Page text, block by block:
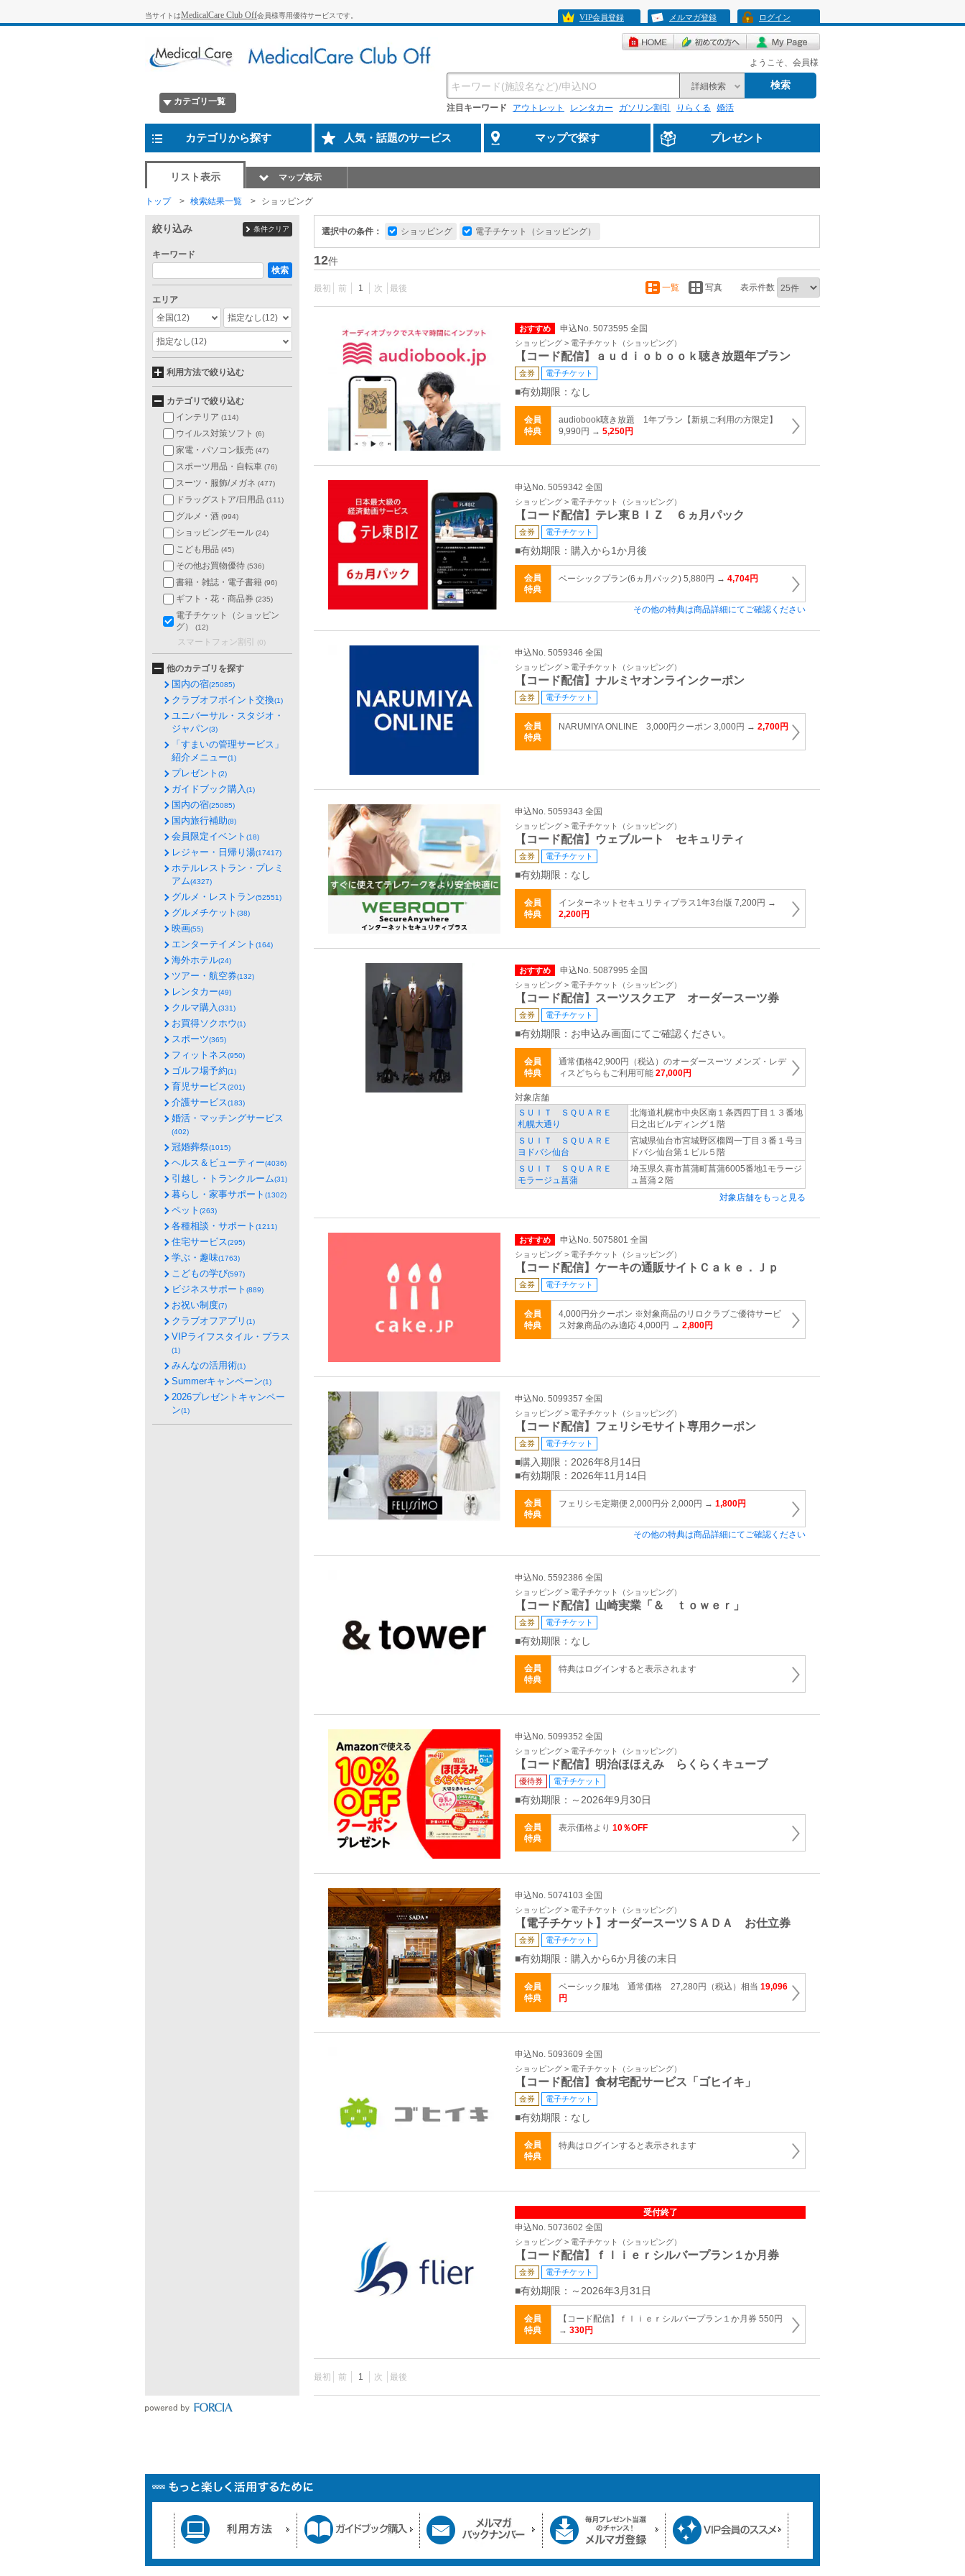
当サイトはMedicalCare Club Off会員様専用優待サービスです。 VIP会員登録 メルマガ登録 ログイン
ようこそ、会員様
カテゴリ一覧
詳細検索 検索
注目キーワード アウトレット レンタカー ガソリン割引 りらくる 婚活
カテゴリから探す 人気・話題のサービス マップで探す プレゼント
リスト表示 マップ表示
トップ 検索結果一覧 ショッピング
選択中の条件： ショッピング 電子チケット（ショッピング）
12件
最初 前 1 次 最後 一覧 写真 表示件数
おすすめ 申込No. 5073595 全国
ショッピング > 電子チケット（ショッピング）
【コード配信】ａｕｄｉｏｂｏｏｋ聴き放題年プラン
金券 電子チケット
■有効期限：なし
会員
特典
audiobook聴き放題 1年プラン【新規ご利用の方限定】
9,990円 → 5,250円
申込No. 5059342 全国
ショッピング > 電子チケット（ショッピング）
【コード配信】テレ東ＢＩＺ ６ヵ月パック
金券 電子チケット
■有効期限：購入から1か月後
会員
特典
ベーシックプラン(6ヵ月パック) 5,880円 → 4,704円
その他の特典は商品詳細にてご確認ください
申込No. 5059346 全国
ショッピング > 電子チケット（ショッピング）
【コード配信】ナルミヤオンラインクーポン
金券 電子チケット
会員
特典
NARUMIYA ONLINE 3,000円クーポン 3,000円 → 2,700円
申込No. 5059343 全国
ショッピング > 電子チケット（ショッピング）
【コード配信】ウェブルート セキュリティ
金券 電子チケット
■有効期限：なし
会員
特典
インターネットセキュリティプラス1年3台版 7,200円 →
2,200円
おすすめ 申込No. 5087995 全国
ショッピング > 電子チケット（ショッピング）
【コード配信】スーツスクエア オーダースーツ券
金券 電子チケット
■有効期限：お申込み画面にてご確認ください。
会員
特典
通常価格42,900円（税込）のオーダースーツ メンズ・レデ
ィスどちらもご利用可能 27,000円
対象店舗
ＳＵＩＴ ＳＱＵＡＲＥ
札幌大通り
北海道札幌市中央区南１条西四丁目１３番地
日之出ビルディング１階
ＳＵＩＴ ＳＱＵＡＲＥ
ヨドバシ仙台
宮城県仙台市宮城野区榴岡一丁目３番１号ヨ
ドバシ仙台第１ビル５階
ＳＵＩＴ ＳＱＵＡＲＥ
モラージュ菖蒲
埼玉県久喜市菖蒲町菖蒲6005番地1モラージ
ュ菖蒲２階
対象店舗をもっと見る
おすすめ 申込No. 5075801 全国
ショッピング > 電子チケット（ショッピング）
【コード配信】ケーキの通販サイトＣａｋｅ．Ｊｐ
金券 電子チケット
会員
特典
4,000円分クーポン ※対象商品のリロクラブご優待サービ
ス対象商品のみ適応 4,000円 → 2,800円
申込No. 5099357 全国
ショッピング > 電子チケット（ショッピング）
【コード配信】フェリシモサイト専用クーポン
金券 電子チケット
■購入期限：2026年8月14日
■有効期限：2026年11月14日
会員
特典
フェリシモ定期便 2,000円分 2,000円 → 1,800円
その他の特典は商品詳細にてご確認ください
申込No. 5592386 全国
ショッピング > 電子チケット（ショッピング）
【コード配信】山崎実業「＆ ｔｏｗｅｒ」
金券 電子チケット
■有効期限：なし
会員
特典
特典はログインすると表示されます
申込No. 5099352 全国
ショッピング > 電子チケット（ショッピング）
【コード配信】明治ほほえみ らくらくキューブ
優待券 電子チケット
■有効期限：～2026年9月30日
会員
特典
表示価格より 10％OFF
申込No. 5074103 全国
ショッピング > 電子チケット（ショッピング）
【電子チケット】オーダースーツＳＡＤＡ お仕立券
金券 電子チケット
■有効期限：購入から6か月後の末日
会員
特典
ベーシック服地 通常価格 27,280円（税込）相当 19,096
円
申込No. 5093609 全国
ショッピング > 電子チケット（ショッピング）
【コード配信】食材宅配サービス「ゴヒイキ」
金券 電子チケット
■有効期限：なし
会員
特典
特典はログインすると表示されます
受付終了
申込No. 5073602 全国
ショッピング > 電子チケット（ショッピング）
【コード配信】ｆｌｉｅｒシルバープラン１か月券
金券 電子チケット
■有効期限：～2026年3月31日
会員
特典
【コード配信】ｆｌｉｅｒシルバープラン１か月券 550円
→ 330円
最初 前 1 次 最後
絞り込み 条件クリア
キーワード
検索
エリア
全国(12) 指定なし(12)
指定なし(12)
利用方法で絞り込む
カテゴリで絞り込む
インテリア (114)
ウイルス対策ソフト (6)
家電・パソコン販売 (47)
スポーツ用品・自転車 (76)
スーツ・服飾/メガネ (477)
ドラッグストア/日用品 (111)
グルメ・酒 (994)
ショッピングモール (24)
こども用品 (45)
その他お買物優待 (536)
書籍・雑誌・電子書籍 (96)
ギフト・花・商品券 (235)
電子チケット（ショッピン
グ）
(12)
スマートフォン割引 (0)
他のカテゴリを探す
国内の宿(25085)
クラブオフポイント交換(1)
ユニバーサル・スタジオ・
ジャパン(3)
「すまいの管理サービス」
紹介メニュー(1)
プレゼント (2)
ガイドブック購入 (1)
国内の宿(25085)
国内旅行補助(8)
会員限定イベント (18)
レジャー・日帰り湯(17417)
ホテルレストラン・プレミ
アム(4327)
グルメ・レストラン(52551)
グルメチケット (38)
映画(55)
エンターテイメント (164)
海外ホテル(24)
ツアー・航空券(132)
レンタカー(49)
クルマ購入 (331)
お買得ソクホウ(1)
スポーツ(365)
フィットネス(950)
ゴルフ場予約(1)
育児サービス(201)
介護サービス(183)
婚活・マッチングサービス
(402)
冠婚葬祭(1015)
ヘルス＆ビューティー(4036)
引越し・トランクルーム(31)
暮らし・家事サポート (1302)
ペット (263)
各種相談・サポート (1211)
住宅サービス(295)
学ぶ・趣味(1763)
こどもの学び(597)
ビジネスサポート (889)
お祝い制度(7)
クラブオフアプリ (1)
VIPライフスタイル・プラス
(1)
みんなの活用術(1)
Summerキャンペーン(1)
2026プレゼントキャンペー
ン(1)